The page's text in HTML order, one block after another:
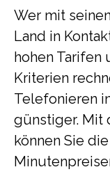
Wer mit
Land in
hohen Tarifen
Kriterien
Telefonieren
günstiger. Mit
können Sie